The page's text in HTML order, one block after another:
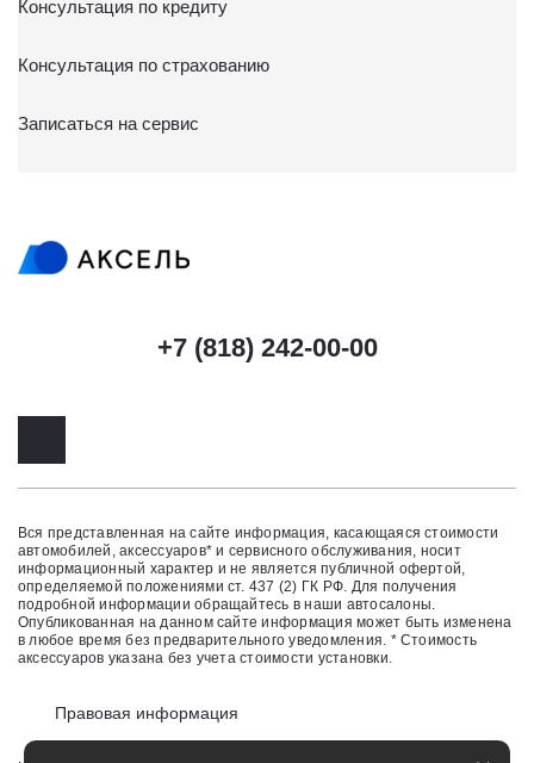
Консультация по кредиту
Консультация по страхованию
Записаться на сервис
+7 (818) 242-00-00
Вся представленная на сайте информация, касающаяся стоимости
автомобилей, аксессуаров* и сервисного обслуживания, носит
информационный характер и не является публичной офертой,
определяемой положениями ст. 437 (2) ГК РФ. Для получения
подробной информации обращайтесь в наши автосалоны.
Опубликованная на данном сайте информация может быть изменена
в любое время без предварительного уведомления. * Стоимость
аксессуаров указана без учета стоимости установки.
Правовая информация